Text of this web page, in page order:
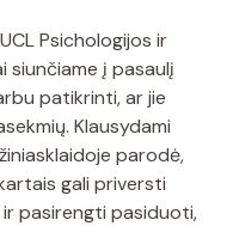
Psichologijos ir
siunčiame į pasaulį
patikrinti, ar jie
Klausydami
parodė,
gali priversti
pasirengti pasiduoti,